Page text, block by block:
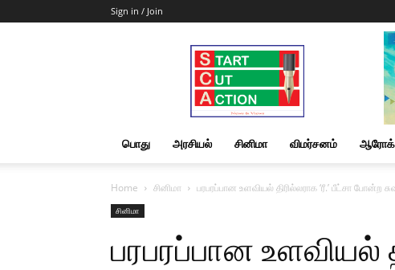
Sign in / Join
Start
Cut
Action
|
News
&
பொது அரசியல் சினிமா விமர்சனம்
Home சினிமா பரபரப்பான உளவியல் திரில்லராக ‘ரீ.’ பீட்சா போன்ற
சினிமா
பரபரப்பான உளவியல்